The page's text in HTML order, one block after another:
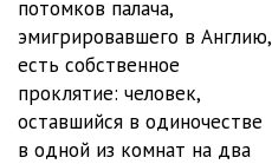
11
12
потомков палача,
эмигрировавшего в Англию,
есть собственное
проклятие: человек,
оставшийся в одиночестве
в одной из комнат на два